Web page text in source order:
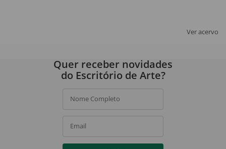
Ver acervo
Quer receber novidades
do Escritório de Arte?
Nome Completo
Email